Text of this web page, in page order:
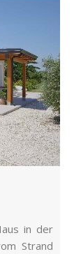
in der
Strand